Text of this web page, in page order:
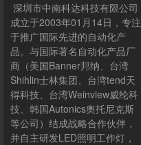
深圳市中南科达科技有限公司
成立于2003年01月14日，专注
于推广国际先进的自动化产
品。与国际著名自动化产品厂
商（美国Banner邦纳、台湾
Shihlin士林集团、台湾tend天
得科技、台湾Weinview威纶科
技、韩国Autonics奥托尼克斯
等公司）结成战略合作伙伴，
并自主研发LED照明工作灯，